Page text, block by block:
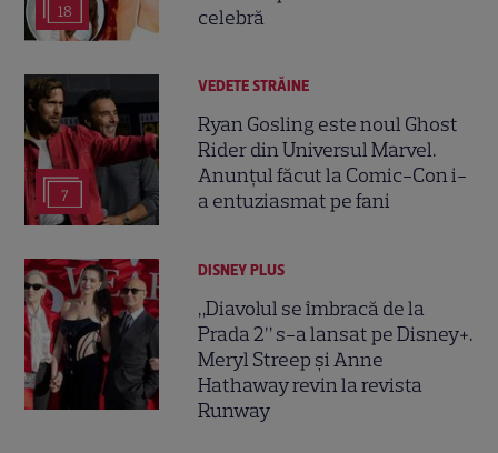
18
celebră
7
VEDETE STRĂINE
Ryan Gosling este noul Ghost
Rider din Universul Marvel.
Anunțul făcut la Comic-Con i-
a entuziasmat pe fani
DISNEY PLUS
„Diavolul se îmbracă de la
Prada 2” s-a lansat pe Disney+.
Meryl Streep și Anne
Hathaway revin la revista
Runway